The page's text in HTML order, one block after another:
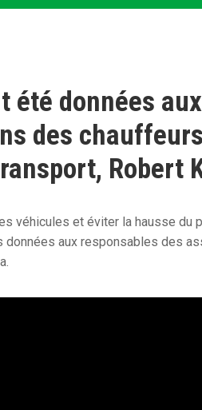
été données aux
des
Robert
véhicules et éviter la hausse du
aux responsables des